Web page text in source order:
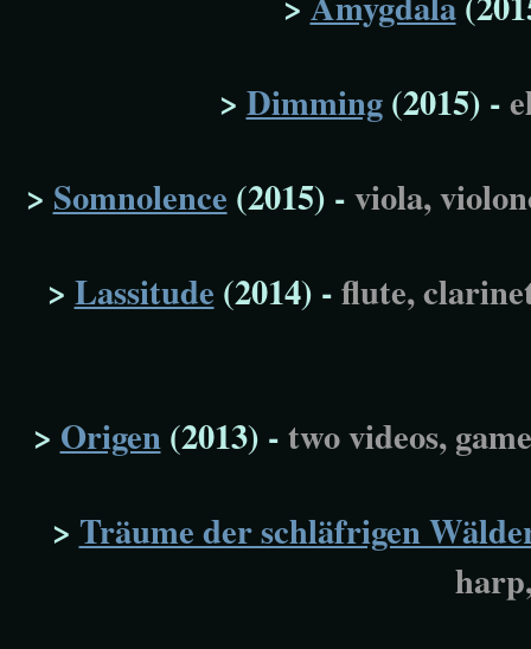
> Dimming(2015) -
> Somnolence (2015) -viola,
> Lassitude (2014) -flute,
> Origen(2013) -two videos,
> Träume der schläfrigen